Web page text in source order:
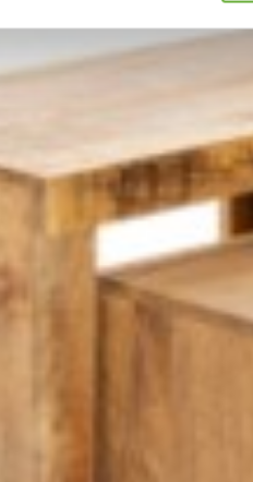
STÓŁ IRON CRAFT 200X90
2 236,22 zł